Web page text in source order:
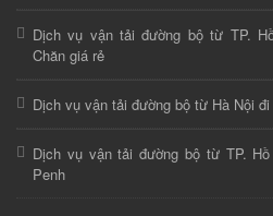
Dịch vụ vận tải đường bộ từ TP.
Chăn giá rẻ
Dịch vụ vận tải đường bộ từ Hà Nội
Dịch vụ vận tải đường bộ từ TP.
Penh